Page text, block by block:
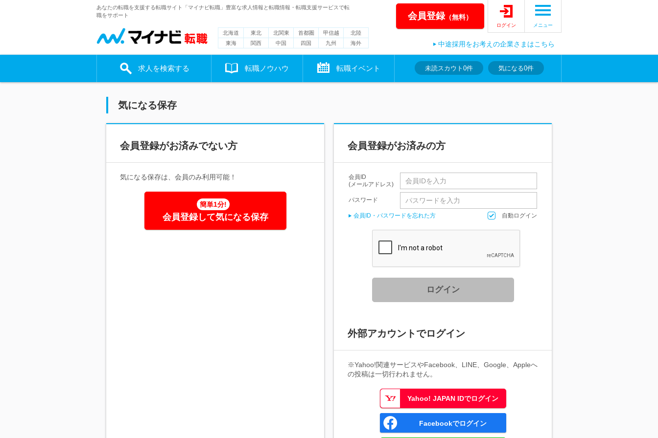
あなたの転職を支援する転職サイト「マイナビ転職」豊富な求人情報と転職情報・転職支援サービスで転
職をサポート
北海道 東北 北関東 首都圏 甲信越
北陸
東海
関西 中国 四国 九州 海外
会員登録（無料）
ログイン メニュー
中途採用をお考えの企業さまはこちら
求人を検索する 転職ノウハウ 転職イベント 未読スカウト 0件 気になる0件
気になる保存
会員登録がお済みでない方
気になる保存は、会員のみ利用可能！
簡単1分!
会員登録して気になる保存
会員登録がお済みの方
会員ID
(メールアドレス)
パスワード
会員ID・パスワードを忘れた方 自動ログイン
ログイン
外部アカウントでログイン
※Yahoo!関連サービスやFacebook、LINE、Google、Appleへ
の投稿は一切行われません。
Yahoo! JAPAN IDでログイン
Facebookでログイン